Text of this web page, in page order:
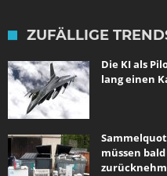
ZUFÄLLIGE
Die KI als
lang einen
müssen